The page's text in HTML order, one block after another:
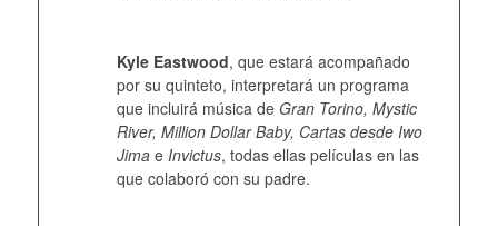
Kyle Eastwood, que estará acompañado
por su quinteto, interpretará un programa
que incluirá música de Gran Torino, Mystic
River, Million Dollar Baby, Cartas desde Iwo
Jimae Invictus, todas ellas películas en las
que colaboró con su padre.